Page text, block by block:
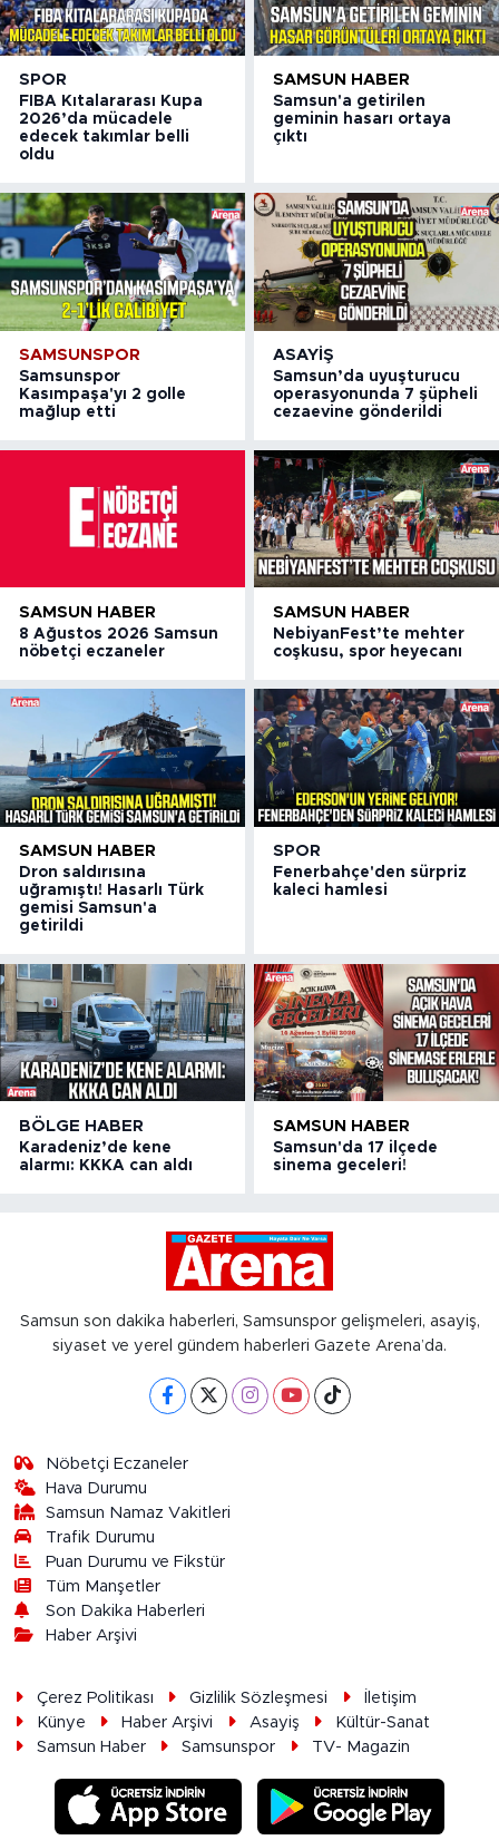
Samsun Haber
15:32NebiyanFest’te mehter
coşkusu, spor heyecanı
SPOR
FIBA Kıtalararası Kupa
2026’da mücadele
edecek takımlar belli
oldu
SAMSUN HABER
Samsun'a getirilen
geminin hasarı ortaya
çıktı
SAMSUNSPOR
Samsunspor
Kasımpaşa'yı 2 golle
mağlup etti
ASAYIŞ
Samsun’da uyuşturucu
operasyonunda 7 şüpheli
cezaevine gönderildi
SAMSUN HABER
8 Ağustos 2026 Samsun
nöbetçi eczaneler
SAMSUN HABER
NebiyanFest’te mehter
coşkusu, spor heyecanı
SAMSUN HABER
Dron saldırısına
uğramıştı! Hasarlı Türk
gemisi Samsun'a
getirildi
SPOR
Fenerbahçe'den sürpriz
kaleci hamlesi
BÖLGE HABER
Karadeniz’de kene
alarmı: KKKA can aldı
SAMSUN HABER
Samsun'da 17 ilçede
sinema geceleri!
Samsun son dakika haberleri, Samsunspor gelişmeleri, asayiş,
siyaset ve yerel gündem haberleri Gazete Arena’da.
Nöbetçi Eczaneler
Hava Durumu
Samsun Namaz Vakitleri
Trafik Durumu
Puan Durumu ve Fikstür
Tüm Manşetler
Son Dakika Haberleri
Haber Arşivi
Çerez Politikası Gizlilik Sözleşmesi
İletişim
Künye
Haber Arşivi Asayiş
Kültür-Sanat
Samsun Haber
Samsunspor TV- Magazin